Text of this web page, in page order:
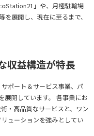
」や、月極駐輪場
を展開し、現在に至るまで、
収益構造が特長
ポート＆サービス事業、パ
展開しています。 各事業にお
・高品質なサービスと、ワン
ューションを強みとしてい